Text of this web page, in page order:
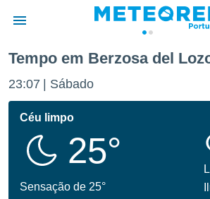
da
foi
fornecidas
a este
Tempo em Berzosa del
23:07 Sábado
Céu limpo
25°
Sensação de 25°